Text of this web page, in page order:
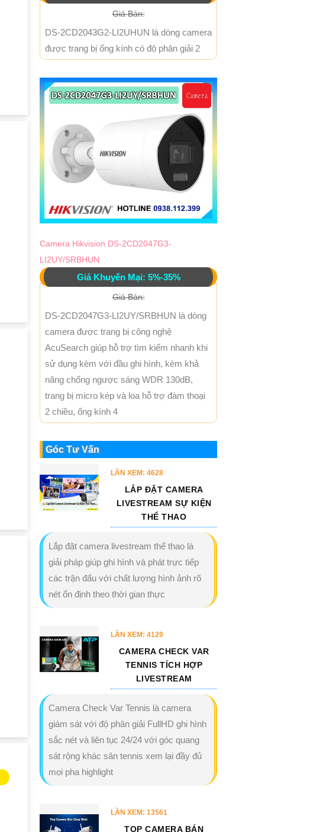
Giá Bán:
DS-2CD2043G2-LI2UHUN là dòng camera
được trang bị ống kính có độ phân giải 2
Camera Hikvision DS-2CD2047G3-
LI2UY/SRBHUN
Giá Khuyến Mại: 5%-35%
Giá Bán:
DS-2CD2047G3-LI2UY/SRBHUN là dòng
camera được trang bị công nghệ
AcuSearch giúp hỗ trợ tìm kiếm nhanh khi
sử dụng kèm với đầu ghi hình, kèm khả
năng chống ngược sáng WDR 130dB,
trang bị micro kép và loa hỗ trợ đàm thoại
2 chiều, ống kính 4
Góc Tư Vấn
LẦN XEM: 4628
LẮP ĐẶT CAMERA
LIVESTREAM SỰ KIỆN
THỂ THAO
Lắp đặt camera livestream thể thao là
giải pháp giúp ghi hình và phát trực tiếp
các trận đấu với chất lượng hình ảnh rõ
nét ổn định theo thời gian thực
LẦN XEM: 4129
CAMERA CHECK VAR
TENNIS TÍCH HỢP
LIVESTREAM
Camera Check Var Tennis là camera
giám sát với độ phân giải FullHD ghi hình
sắc nét và liên tục 24/24 với góc quang
sát rộng khác sân tennis xem lại đầy đủ
mọi pha highlight
LẦN XEM: 13561
TOP CAMERA BÁN